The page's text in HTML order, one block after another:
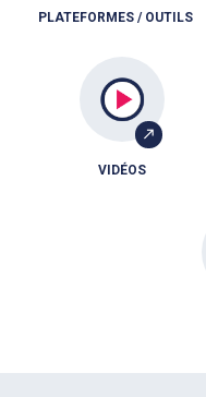
PLATEFORMES / OUTILS
VIDÉOS